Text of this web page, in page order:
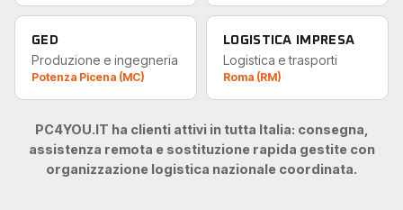
GED
Produzione e ingegneria
Potenza Picena (MC)
LOGISTICA IMPRESA
Logistica e trasporti
Roma (RM)
PC4YOU.IT ha clienti attivi in tutta Italia: consegna,
assistenza remota e sostituzione rapida gestite con
organizzazione logistica nazionale coordinata.